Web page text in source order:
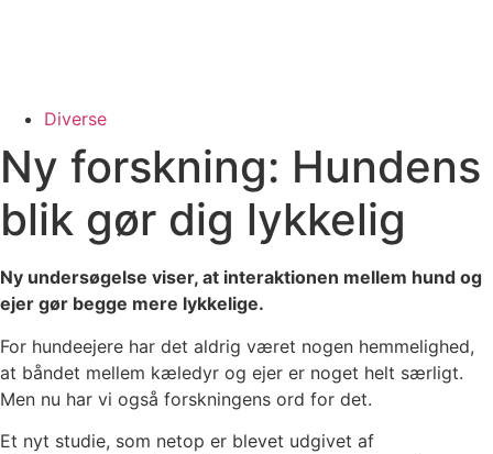
Diverse
Ny forskning: Hundens
blik gør dig lykkelig
Ny undersøgelse viser, at interaktionen mellem hund og
ejer gør begge mere lykkelige.
For hundeejere har det aldrig været nogen hemmelighed,
at båndet mellem kæledyr og ejer er noget helt særligt.
Men nu har vi også forskningens ord for det.
Et nyt studie, som netop er blevet udgivet af